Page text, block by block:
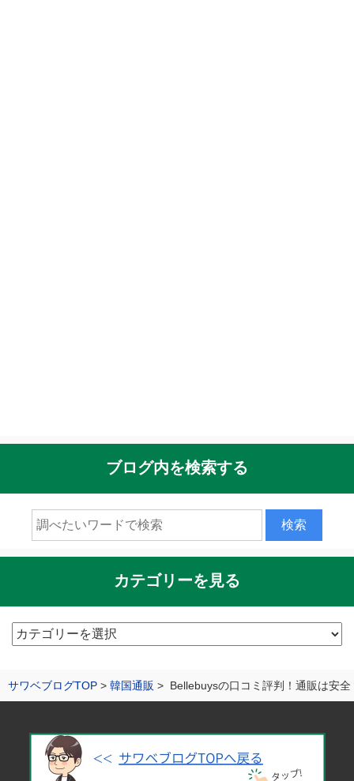
サワベブログTOP 韓国通販 Bellebuysの口コミ評判！通販は安
ブログ内を検索する
カテゴリーを見る
カ
リ